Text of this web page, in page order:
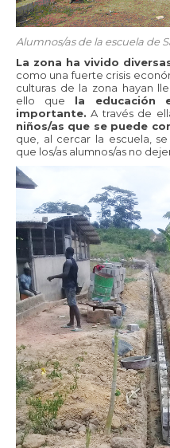
Alumnos/as de la escuela de
La zona ha vivido
como una fuerte crisis
culturas de la zona hayan
ello que la educación
importante. A través de
niños/as que se puede
que, al cercar la escuela,
que los/as alumnos/as no